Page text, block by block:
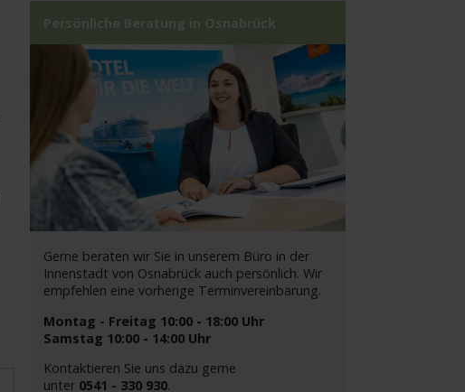
Persönliche Beratung in Osnabrück
Gerne beraten wir Sie in unserem Büro in der
Innenstadt von Osnabrück auch persönlich. Wir
empfehlen eine vorherige Terminvereinbarung.
Montag - Freitag 10:00 - 18:00 Uhr
Samstag 10:00 - 14:00 Uhr
Kontaktieren Sie uns dazu gerne
unter0541 - 330 930.